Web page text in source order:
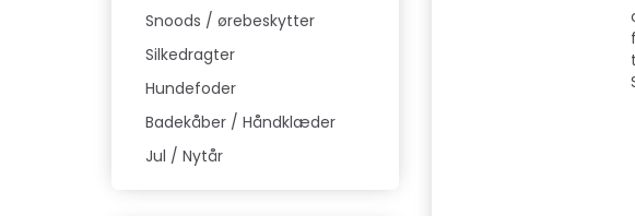
Snoods / ørebeskytter
Silkedragter
Hundefoder
Badekåber / Håndklæder
Jul / Nytår